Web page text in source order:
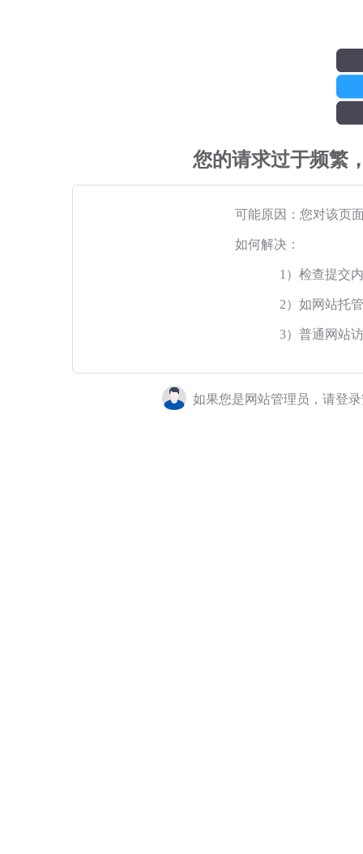
您的请求过于频繁
可能原因：您对该页
如何解决：
1）检查提交
2）如网站托
3）普通网站
如果您是网站管理员，请登